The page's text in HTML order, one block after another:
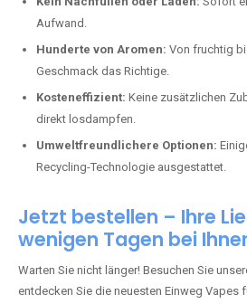
Aufwand.
Hunderte von Aromen: Von fruchtig
Geschmack das Richtige.
Kosteneffizient: Keine zusätzlichen
direkt losdampfen.
Umweltfreundlichere Optionen:
Recycling-Technologie ausgestattet.
Jetzt bestellen – Ihre
wenigen Tagen bei
Warten Sie nicht länger! Besuchen Sie
entdecken Sie die neuesten Einweg Vapes